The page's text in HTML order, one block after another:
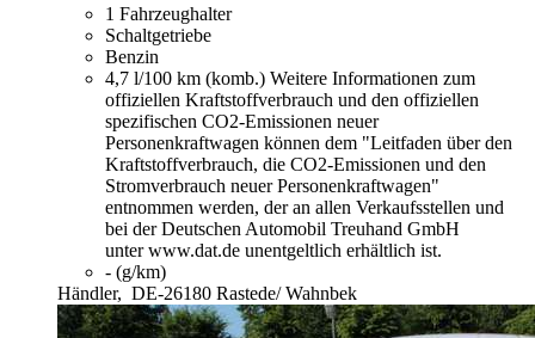
1 Fahrzeughalter
Schaltgetriebe
Benzin
4,7 l/100 km (komb.) Weitere Informationen zum
offiziellen Kraftstoffverbrauch und den offiziellen
spezifischen CO2-Emissionen neuer
Personenkraftwagen können dem "Leitfaden über den
Kraftstoffverbrauch, die CO2-Emissionen und den
Stromverbrauch neuer Personenkraftwagen"
entnommen werden, der an allen Verkaufsstellen und
bei der Deutschen Automobil Treuhand GmbH
unter www.dat.de unentgeltlich erhältlich ist.
- (g/km)
Händler, DE-26180 Rastede/ Wahnbek